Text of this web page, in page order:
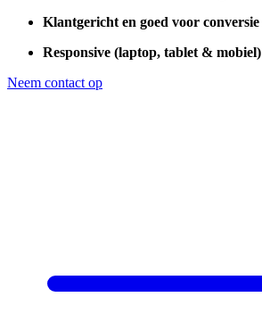
Klantgericht en goed voor conversie
Responsive (laptop, tablet & mobiel)
Neem contact op